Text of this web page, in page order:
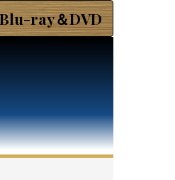
Blu-ray＆DVD